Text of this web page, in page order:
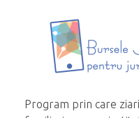
Program prin care